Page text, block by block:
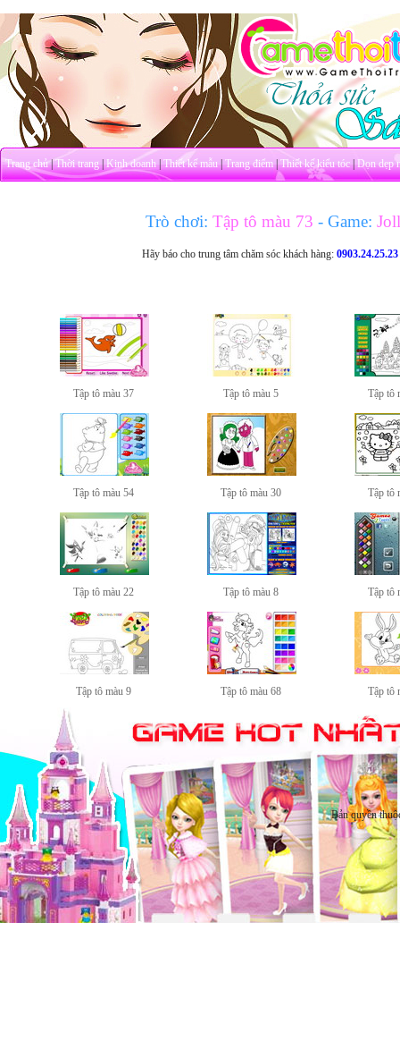
Trang chủ|Thời trang|Kinh doanh|Thiết kế mẫu|Trang điểm|Thiết kế kiểu tóc|Dọn dẹp
Trò chơi: Tập tô màu 73- Game:
Hãy báo cho trung tâm chăm sóc khách hàng:0903.24.25.23
Tập tô màu 37 Tập tô màu 5 Tập tô
Tập tô màu 54 Tập tô màu 30 Tập tô
Tập tô màu 22 Tập tô màu 8 Tập tô
Tập tô màu 9 Tập tô màu 68 Tập tô
Bản quyền